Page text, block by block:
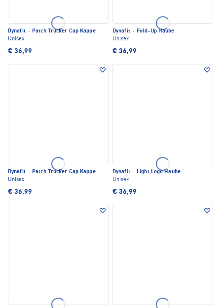
Dynafit · Patch Trucker Cap Kappe
Unisex
€ 36,99
Dynafit · Fold-Up Haube
Unisex
€ 36,99
Dynafit · Patch Trucker Cap Kappe
Unisex
€ 36,99
Dynafit · Light Logo Haube
Unisex
€ 36,99